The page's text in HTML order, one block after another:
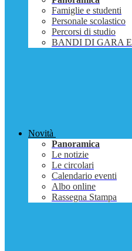
Famiglie e studenti
Personale scolastico
Percorsi di studio
BANDI DI GARA
Novità
Panoramica
Le notizie
Le circolari
Calendario eventi
Albo online
Rassegna Stampa